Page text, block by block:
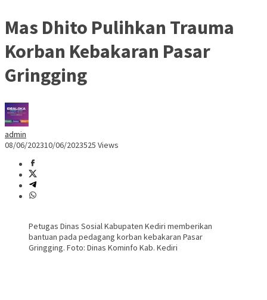
Mas Dhito Pulihkan Trauma
Korban Kebakaran Pasar
Gringging
admin
08/06/202310/06/2023525 Views
Petugas Dinas Sosial Kabupaten Kediri memberikan
bantuan pada pedagang korban kebakaran Pasar
Gringging. Foto: Dinas Kominfo Kab. Kediri